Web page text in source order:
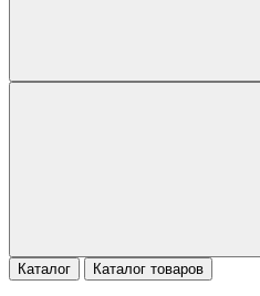
Каталог Каталог товаров